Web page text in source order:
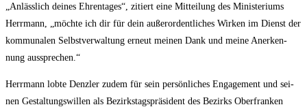
„Anläss­lich dei­nes Ehren­ta­ges“, zitiert eine Mit­tei­lung des Minis­te­ri­ums
Herr­mann, „möch­te ich dir für dein außer­or­dent­li­ches Wir­ken im Dienst der
kom­mu­na­len Selbst­ver­wal­tung erneut mei­nen Dank und mei­ne Aner­ken­
nung aussprechen.“
Herr­mann lob­te Denz­ler zudem für sein per­sön­li­ches Enga­ge­ment und sei­
nen Gestal­tungs­wil­len als Bezirks­tags­prä­si­dent des Bezirks Ober­fran­ken